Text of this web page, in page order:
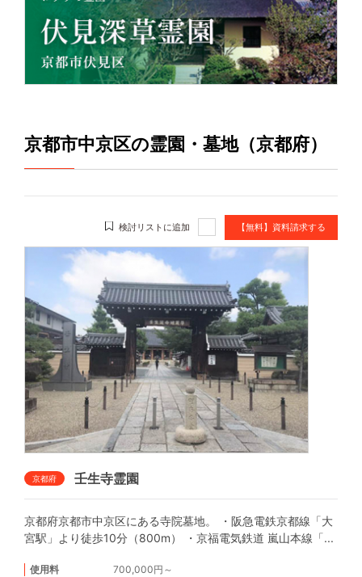
京都市中京区の霊園・墓地（京都府）
検討リストに追加 【無料】資料請求する
京都府 壬生寺霊園
京都府京都市中京区にある寺院墓地。 ・阪急電鉄京都線「大
宮駅」より徒歩10分（800m） ・京福電気鉄道 嵐山本線「...
使用料
700,000円～